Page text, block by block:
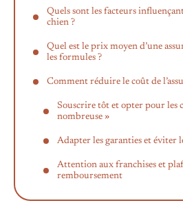
Quels sont les facteurs
chien ?
Quel est le prix moyen d’une
les formules ?
Comment réduire le coût de
Souscrire tôt et opter pour les
nombreuse »
Adapter les garanties et éviter
Attention aux franchises et
remboursement